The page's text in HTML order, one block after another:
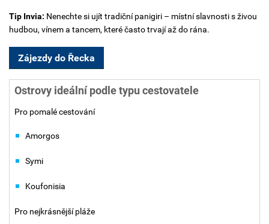
Tip Invia: Nenechte si ujít tradiční panigiri – místní slavnosti s živou
hudbou, vínem a tancem, které často trvají až do rána.
Zájezdy do Řecka
Ostrovy ideální podle typu cestovatele
Pro pomalé cestování
Amorgos
Symi
Koufonisia
Pro nejkrásnější pláže